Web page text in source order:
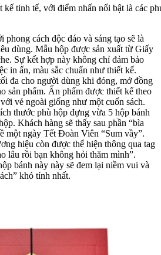
kế tinh tế, với điểm nhấn nổi bật là các
cách độc đáo và sáng tạo sẽ là
dùng. Mẫu hộp được sản xuất từ Giấy
Sự kết hợp này không chỉ đảm bảo
in ấn, màu sắc chuẩn như thiết kế.
đa cho người dùng khi đóng, mở đồng
sản phẩm. Ấn phẩm được thiết kế theo
vẻ ngoài giống như một cuốn sách.
thước phù hộp đựng vừa 5 hộp bánh
Khách hàng sẽ thấy sau phần “bìa
một ngày Tết Đoàn Viên “Sum vầy”.
hiệu còn được thể hiện thông qua tag
lâu rồi bạn không hỏi thăm mình”.
bánh này này sẽ đem lại niềm vui và
khó tính nhất.